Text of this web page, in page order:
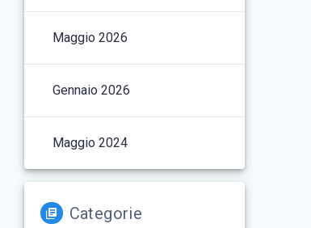
Maggio 2026
Gennaio 2026
Maggio 2024
Categorie